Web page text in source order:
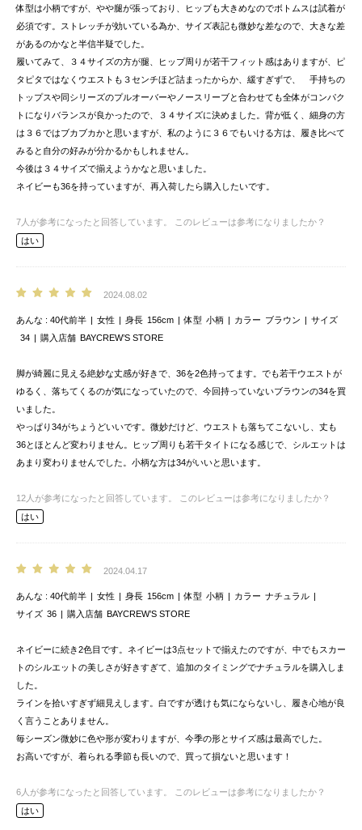
体型は小柄ですが、やや腿が張っており、ヒップも大きめなのでボトムスは試着が
必須です。ストレッチが効いている為か、サイズ表記も微妙な差なので、大きな差
があるのかなと半信半疑でした。
履いてみて、３４サイズの方が腿、ヒップ周りが若干フィット感はありますが、ピ
タピタではなくウエストも３センチほど詰まったからか、緩すぎずで、 手持ちの
トップスや同シリーズのプルオーバーやノースリーブと合わせても全体がコンパク
トになりバランスが良かったので、３４サイズに決めました。背が低く、細身の方
は３６ではブカブカかと思いますが、私のように３６でもいける方は、履き比べて
みると自分の好みが分かるかもしれません。
今後は３４サイズで揃えようかなと思いました。
ネイビーも36を持っていますが、再入荷したら購入したいです。
7 人が参考になったと回答しています。
このレビューは参考になりましたか？
はい
2024.08.02
あんな 40代前半 女性 身長 156cm 体型 小柄 カラー ブラウン
サイズ
34
購入店舗 BAYCREW’S STORE
脚が綺麗に見える絶妙な丈感が好きで、36を2色持ってます。でも若干ウエストが
ゆるく、落ちてくるのが気になっていたので、今回持っていないブラウンの34を買
いました。
やっぱり34がちょうどいいです。微妙だけど、ウエストも落ちてこないし、丈も
36とほとんど変わりません。ヒップ周りも若干タイトになる感じで、シルエットは
あまり変わりませんでした。小柄な方は34がいいと思います。
12 人が参考になったと回答しています。
このレビューは参考になりましたか？
はい
2024.04.17
あんな 40代前半 女性 身長 156cm 体型 小柄 カラー ナチュラル
サイズ 36 購入店舗 BAYCREW’S STORE
ネイビーに続き2色目です。ネイビーは3点セットで揃えたのですが、中でもスカー
トのシルエットの美しさが好きすぎて、追加のタイミングでナチュラルを購入しま
した。
ラインを拾いすぎず細見えします。白ですが透けも気にならないし、履き心地が良
く言うことありません。
毎シーズン微妙に色や形が変わりますが、今季の形とサイズ感は最高でした。
お高いですが、着られる季節も長いので、買って損ないと思います！
6 人が参考になったと回答しています。
このレビューは参考になりましたか？
はい